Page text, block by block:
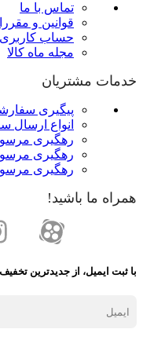
تماس با ما
قوانین و
حساب کاربری
مجله ماه کالا
خدمات مشتریان
پیگیری
انواع ارسال
رهگیری
رهگیری
رهگیری
همراه ما باشید!
با ثبت ایمیل، از جدید‌ترین